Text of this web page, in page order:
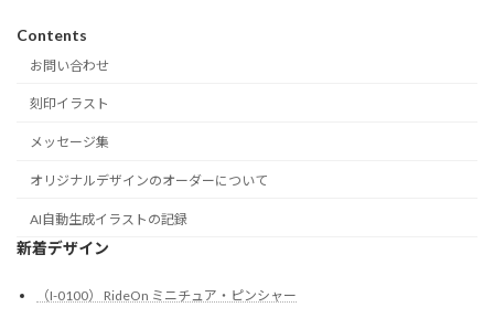
Contents
お問い合わせ
刻印イラスト
メッセージ集
オリジナルデザインのオーダーについて
AI自動生成イラストの記録
新着デザイン
（I-0100） RideOn ミニチュア・ピンシャー